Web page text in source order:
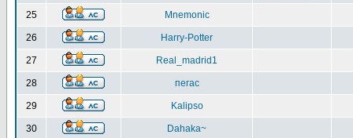
25 Mnemonic
26 Harry-Potter
27 Real_madrid1
28 пегас
29 Kalipso
30 Dahaka~